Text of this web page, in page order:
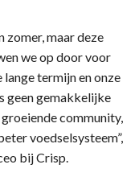
zomer, maar deze
we op door voor
termijn en onze
geen gemakkelijke
community,
voedselsysteem”,
bij Crisp.